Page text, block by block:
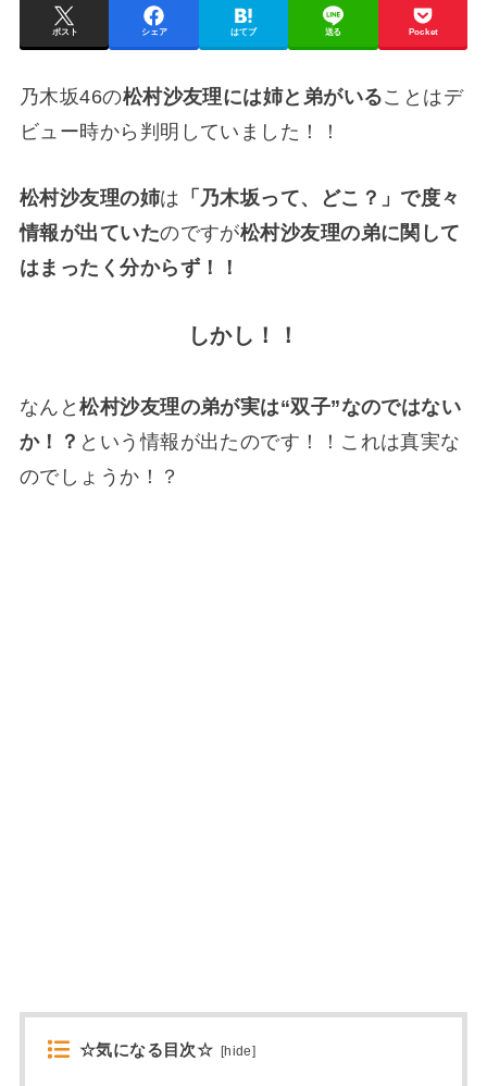
ポスト シェア はてブ 送る Pocket
乃木坂46の松村沙友理には姉と弟がいることはデ
ビュー時から判明していました！！
松村沙友理の姉は 「乃木坂って、どこ？」で度々
情報が出ていたのですが松村沙友理の弟に関して
はまったく分からず！！
しかし！！
なんと松村沙友理の弟が実は“双子”なのではない
か！？ という情報が出たのです！！これは真実な
のでしょうか！？
☆気になる目次☆ [hide]